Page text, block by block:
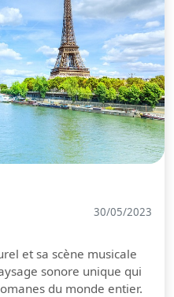
30/05/2023
et sa scène musicale
sonore unique qui
du monde entier.